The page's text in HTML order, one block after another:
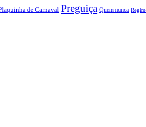
de Carnaval Preguiça Quem nunca